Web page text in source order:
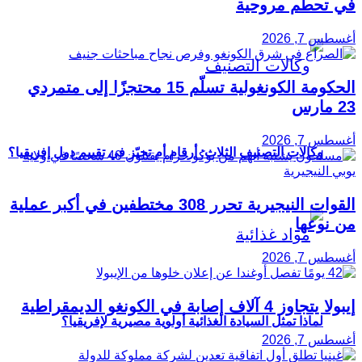
وكالات التصنيف الثلاث: أرقام أم تحيّز في تقييم دول إفريقيا؟
لماذا تمثل السيادة الغذائية أولوية مصيرية لإفريقيا؟
في تحطم مروحية
أغسطس 7, 2026
الحكومة الكونغولية تسلّم 15 محتجزًا إلى متمردي
23 مارس
أغسطس 7, 2026
القوات النيجيرية تحرر 308 مختطفين في أكبر عملية
من نوعها
أغسطس 7, 2026
إيبولا يتجاوز 4 آلاف إصابة في الكونغو الديمقراطية
أغسطس 7, 2026